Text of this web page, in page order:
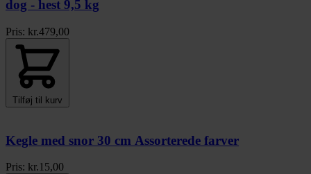
dog - hest 9,5 kg
Pris: kr.479,00
Tilføj til kurv
Kegle med snor 30 cm Assorterede farver
Pris: kr.15,00